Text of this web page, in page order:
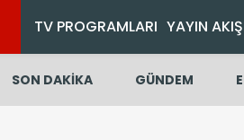
TV PROGRAMLARI YAYIN
SON DAKİKA GÜNDEM